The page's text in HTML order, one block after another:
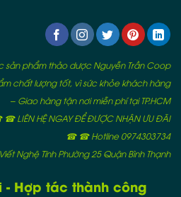
sản phẩm thảo dược Nguyễn Trần Coop
chất lượng tốt, vì sức khỏe khách hàng
– Giao hàng tận nơi miễn phí tại TP.HCM
LIÊN HỆ NGAY ĐỂ ĐƯỢC NHẬN ƯU ĐÃI
☎ ☎ Hotline 0974303734
Nghệ Tĩnh Phường 25 Quận Bình Thạnh
- Hợp tác thành công